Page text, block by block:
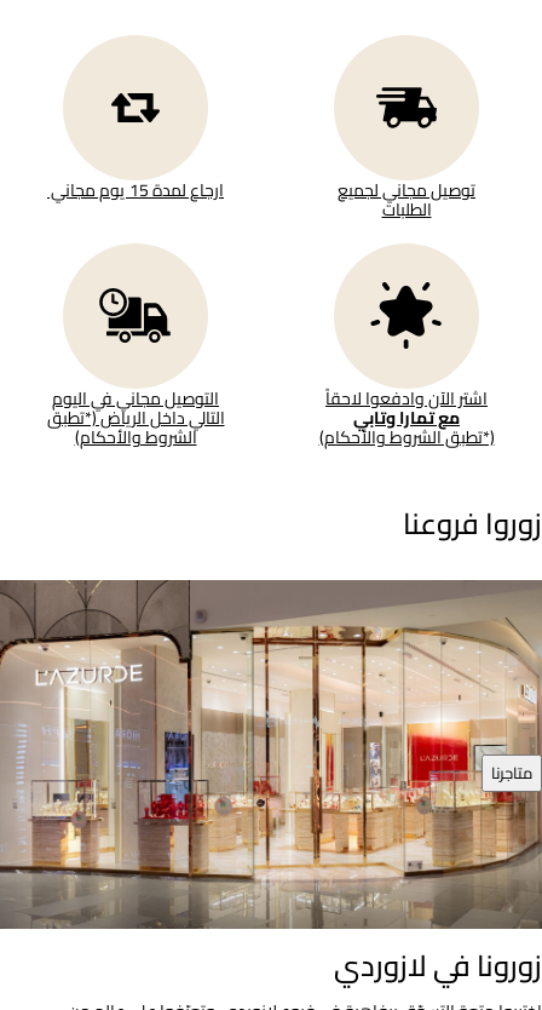
توصيل مجاني لجميع
الطلبات
ارجاع لمدة 15 يوم مجاني
اشتر الآن وادفعوا لاحقاً
مع تمارا وتابي
(*تطبق الشروط والأحكام)
التوصيل مجاني في اليوم
التالي داخل الرياض (*تطبق
الشروط والأحكام)
زوروا فروعنا
متاجرنا
زورونا في لازوردي